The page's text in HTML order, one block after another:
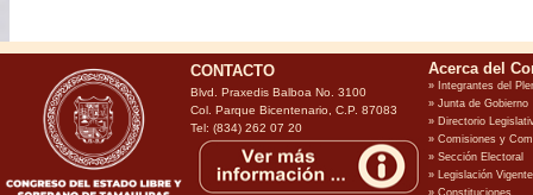
CONTACTO
Blvd. Praxedis Balboa No. 3100
Col. Parque Bicentenario, C.P. 87083
Tel: (834) 262 07 20